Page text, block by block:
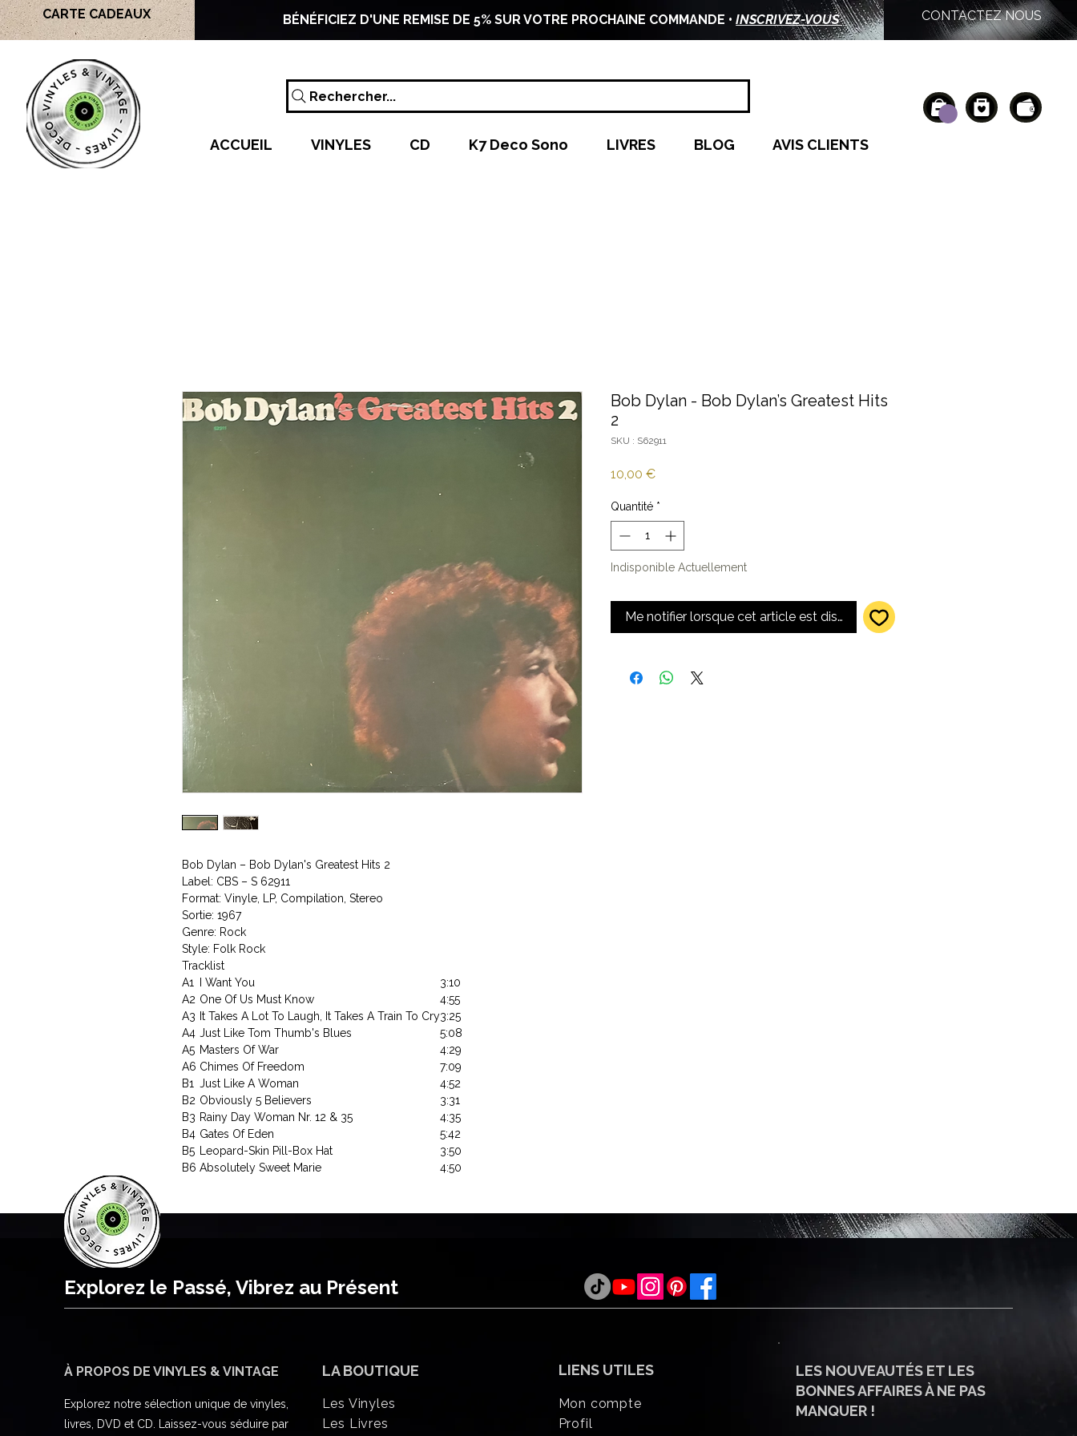
CARTE CADEAUX BÉNÉFICIEZ D'UNE REMISE DE 5% SUR VOTRE PROCHAINE COMMANDE •INSCRIVEZ-VOUS CONTACTEZ NOUS
Rechercher...
ACCUEIL VINYLES CD K7 Deco Sono LIVRES BLOG AVIS CLIENTS
Bob Dylan – Bob Dylan's Greatest Hits 2
Label: CBS – S 62911
Format: Vinyle, LP, Compilation, Stereo
Sortie: 1967
Genre: Rock
Style: Folk Rock
Tracklist
A1
I Want You
3:10
A2 One Of Us Must Know
4:55
A3 It Takes A Lot To Laugh, It Takes A Train To Cry3:25
A4 Just Like Tom Thumb's Blues
5:08
A5 Masters Of War
4:29
A6 Chimes Of Freedom
7:09
B1 Just Like A Woman
4:52
B2 Obviously 5 Believers
3:31
B3 Rainy Day Woman Nr. 12 & 35
4:35
B4 Gates Of Eden
5:42
B5
Leopard-Skin Pill-Box Hat
3:50
B6 Absolutely Sweet Marie 4:50
Bob Dylan - Bob Dylan’s Greatest Hits
2
SKU : S62911
10,00 €Prix
Quantité *
Indisponible Actuellement
Me notifier lorsque cet article est disponible
Explorez le Passé, Vibrez au Présent
À PROPOS DE VINYLES & VINTAGE
Explorez notre sélection unique de vinyles,
livres, DVD et CD. Laissez-vous séduire par
LA BOUTIQUE
Les Vinyles
Les Livres
LIENS UTILES
Mon compte
Profil
LES NOUVEAUTÉS ET LES
BONNES AFFAIRES À NE PAS
MANQUER !